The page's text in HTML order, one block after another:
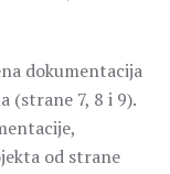
dokumentacija
(strane 7, 8 i 9).
od strane